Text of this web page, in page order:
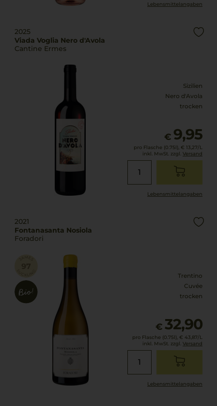
Lebensmittel­angaben
2025
Viada Voglia Nero d'Avola
Cantine Ermes
Sizilien
Nero d'Avola
trocken
€ 9,95
pro Flasche (0.75l), € 13,27/L
inkl. MwSt. zzgl. Versand
Lebensmittel­angaben
2021
Fontanasanta Nosiola
Foradori
Trentino
Cuvée
trocken
€ 32,90
pro Flasche (0.75l), € 43,87/L
inkl. MwSt. zzgl. Versand
Lebensmittel­angaben